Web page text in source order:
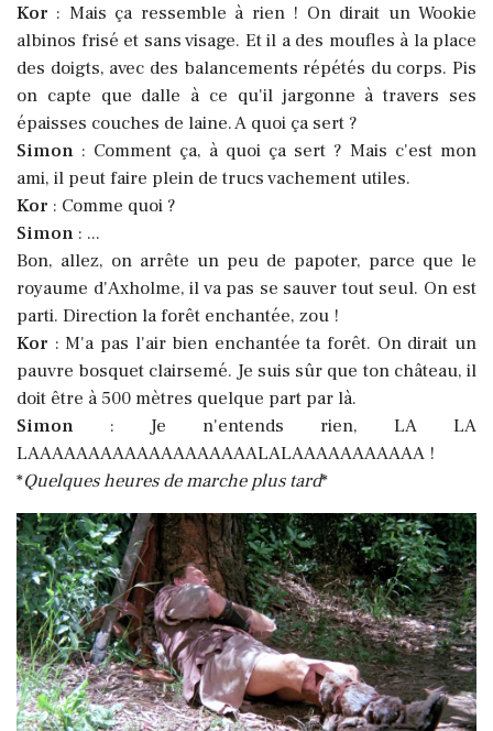
Kor : Mais ça ressemble à rien ! On dirait un Wookie
albinos frisé et sans visage. Et il a des moufles à la place
des doigts, avec des balancements répétés du corps. Pis
on capte que dalle à ce qu'il jargonne à travers ses
épaisses couches de laine. A quoi ça sert ?
Simon : Comment ça, à quoi ça sert ? Mais c'est mon
ami, il peut faire plein de trucs vachement utiles.
Kor : Comme quoi ?
Simon : ...
Bon, allez, on arrête un peu de papoter, parce que le
royaume d'Axholme, il va pas se sauver tout seul. On est
parti. Direction la forêt enchantée, zou !
Kor : M'a pas l'air bien enchantée ta forêt. On dirait un
pauvre bosquet clairsemé. Je suis sûr que ton château, il
doit être à 500 mètres quelque part par là.
Simon : Je n'entends rien, LA LA
LAAAAAAAAAAAAAAAAAAALALAAAAAAAAAAA !
*Quelques heures de marche plus tard*